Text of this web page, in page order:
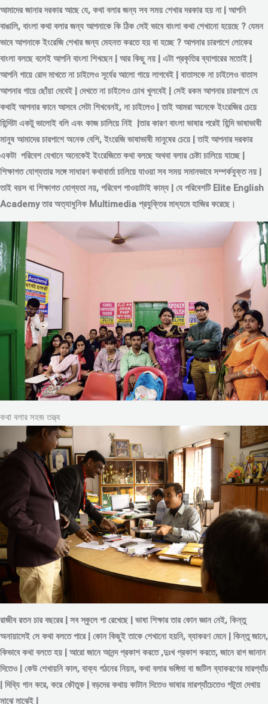
আমাদের জানার দরকার আছে যে, কথা বলার জন্য সব সময় শেখার দরকার হয় না | আপনি
বাঙালি, বাংলা কথা বলার জন্য আপনাকে কি ঠিক সেই ভাবে বাংলা কথা শেখানো হয়েছে ? যেমন
ভাবে আপনাকে ইংরেজি শেখার জন্য মেহনত করতে হয় বা হচ্ছে ? আপনার চারপাশে লোকের
বাংলা বলছে বলেই আপনি বাংলা শিখছেন | আর কিছু নয় | এটা প্রকৃতির ব্যাপারের মতোই |
আপনি গায়ে রোদ মাখতে না চাইলেও সূর্যের আলো গায়ে লাগবেই | বাতাসকে না চাইলেও বাতাস
আপনার গায়ে ছোঁয়া দেবেই | দেখতে না চাইলেও চোখ খুলবেই | সেই রকম আপনার চারপাশে যে
কথাই আপনার কানে আসবে সেটা শিখবেনই, না চাইলেও | তাই আমরা অনেকে ইংরেজির চেয়ে
হিন্দিটা একটু ভালোই বলি এবং কাজ চালিয়ে নিই |তার কারণ বাংলা ভাষার পরেই হিন্দি ভাষাভাষী
মানুষ আমাদের চারপাশে অনেক বেশি, ইংরেজি ভাষাভাষী মানুষের চেয়ে | তাই আপনার দরকার
একটা পরিবেশ যেখানে অনেকেই ইংরেজিতে কথা বলছে অথবা বলার চেষ্টা চালিয়ে যাচ্ছে |
শিক্ষাগত যোগ্যতার সঙ্গে সাধারণ কথাবার্তা চালিয়ে যাওয়া সব সময় সমানভাবে সম্পর্কযুক্ত নয় |
তাই বয়স বা শিক্ষাগত যোগ্যতা নয়, পরিবেশ পাওয়াটাই কাম্য | যে পরিবেশটি Elite English
Academy তার অত্যাধুনিক Multimedia প্রযুক্তির মাধ্যমে হাজির করেছে।
কথা বলার সহজ তত্ত্ব
রাজীব রতন চার বছরের | সব স্কুলে পা রেখেছে | ভাষা শিক্ষার তার কোন জ্ঞান নেই, কিন্তু
অনায়াসেই সে কথা বলতে পারে | কোন কিছুই তাকে শেখানো হয়নি, ব্যাকরণ মেনে | কিন্তু জানে,
কিভাবে কথা বলতে হয় | আরো জানে আনন্দ প্রকাশ করতে ,দুঃখ প্রকাশ করতে, জানে রাগ জানান
দিতেও | কেউ শেখায়নি কাল, বাক্য গঠনের নিয়ম, কথা বলার ভঙ্গিমা বা জটিল ব্যাকরণের মারপ্যাঁচ
| দিব্যি গান করে, করে কৌতুক | বড়দের কথায় কাটান দিতেও ভাষার মারপ্যাঁচেতেও পটুতা দেখায়
মাঝে মাঝেই |